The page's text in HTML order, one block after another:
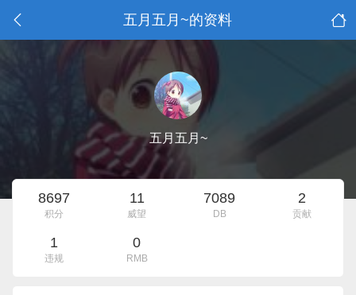
五月五月~的资料
五月五月~
8697
积分
11
威望
7089
DB
2
贡献
1
违规
0
RMB